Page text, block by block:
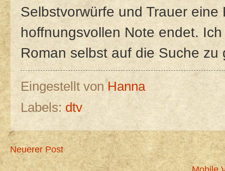
Selbstvorwürfe und Trauer
hoffnungsvollen Note endet.
Roman selbst auf die Suche zu
Eingestellt vonHanna
Labels:dtv
Neuerer Post